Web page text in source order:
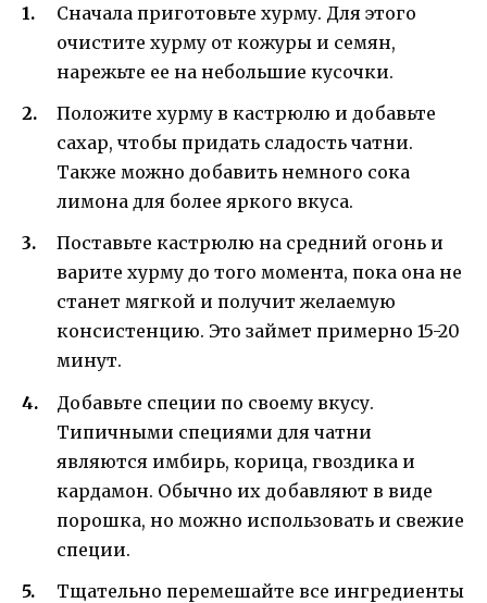
Сначала приготовьте хурму. Для этого
очистите хурму от кожуры и семян,
нарежьте ее на небольшие кусочки.
Положите хурму в кастрюлю и добавьте
сахар, чтобы придать сладость чатни.
Также можно добавить немного сока
лимона для более яркого вкуса.
Поставьте кастрюлю на средний огонь и
варите хурму до того момента, пока она не
станет мягкой и получит желаемую
консистенцию. Это займет примерно 15-20
минут.
Добавьте специи по своему вкусу.
Типичными специями для чатни
являются имбирь, корица, гвоздика и
кардамон. Обычно их добавляют в виде
порошка, но можно использовать и свежие
специи.
Тщательно перемешайте все ингредиенты